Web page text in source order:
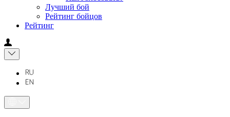
Лучший бой
Рейтинг бойцов
Рейтинг